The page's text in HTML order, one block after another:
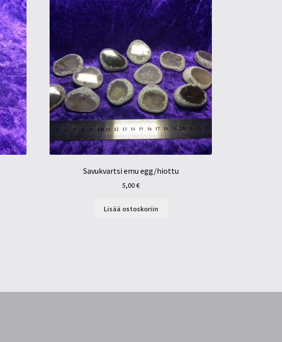
Savukvartsi emu egg/hiottu
5,00€
Lisää ostoskoriin